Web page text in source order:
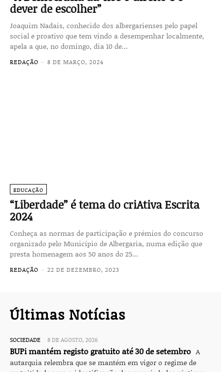
dever de escolher”
Joaquim Nadais, conhecido dos albergarienses pelo papel
social e proativo que tem vindo a desempenhar localmente,
apela a que, no domingo, dia 10 de...
REDAÇÃO - 8 DE MARÇO, 2024
EDUCAÇÃO
“Liberdade” é tema do criAtiva Escrita
2024
Conheça as normas de participação e prémios do concurso
organizado pelo Município de Albergaria, numa edição que
presta homenagem aos 50 anos do 25...
REDAÇÃO - 22 DE DEZEMBRO, 2023
Últimas Notícias
SOCIEDADE 8 DE AGOSTO, 2026
BUPi mantém registo gratuito até 30 de setembro A
autarquia relembra que se mantém em vigor o regime de